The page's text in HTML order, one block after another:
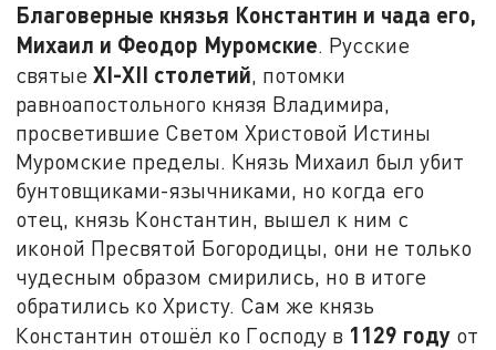
Благоверные князья Константин и чада его,
Михаил и Феодор Муромские. Русские
святыеXI-XII столетий, потомки
равноапостольного князя Владимира,
просветившие Светом Христовой Истины
Муромские пределы. Князь Михаил был убит
бунтовщиками-язычниками, но когда его
отец, князь Константин, вышел к ним с
иконой Пресвятой Богородицы, они не только
чудесным образом смирились, но в итоге
обратились ко Христу. Сам же князь
Константин отошёл ко Господу в 1129 году от